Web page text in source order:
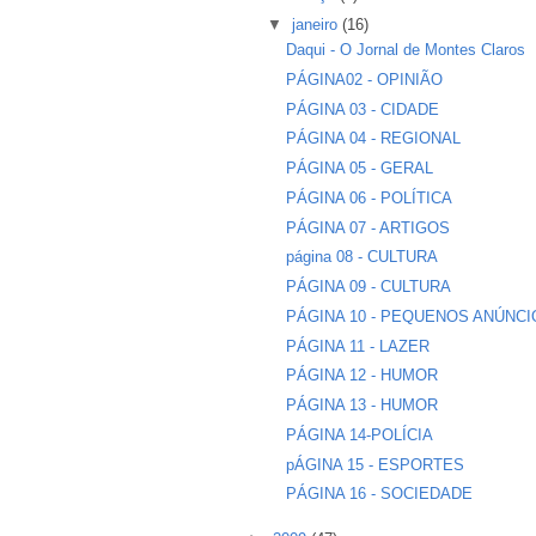
▼ janeiro (16)
Daqui - O Jornal de Montes Claros
PÁGINA02 - OPINIÃO
PÁGINA 03 - CIDADE
PÁGINA 04 - REGIONAL
PÁGINA 05 - GERAL
PÁGINA 06 - POLÍTICA
PÁGINA 07 - ARTIGOS
página 08 - CULTURA
PÁGINA 09 - CULTURA
PÁGINA 10 - PEQUENOS
PÁGINA 11 - LAZER
PÁGINA 12 - HUMOR
PÁGINA 13 - HUMOR
PÁGINA 14-POLÍCIA
pÁGINA 15 - ESPORTES
PÁGINA 16 - SOCIEDADE